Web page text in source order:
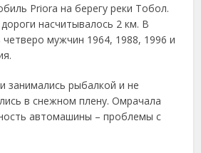
Priora на берегу реки Тобол.
насчитывалось 2 км. В
мужчин 1964, 1988, 1996 и
занимались рыбалкой и не
в снежном плену. Омрачала
автомашины – проблемы с